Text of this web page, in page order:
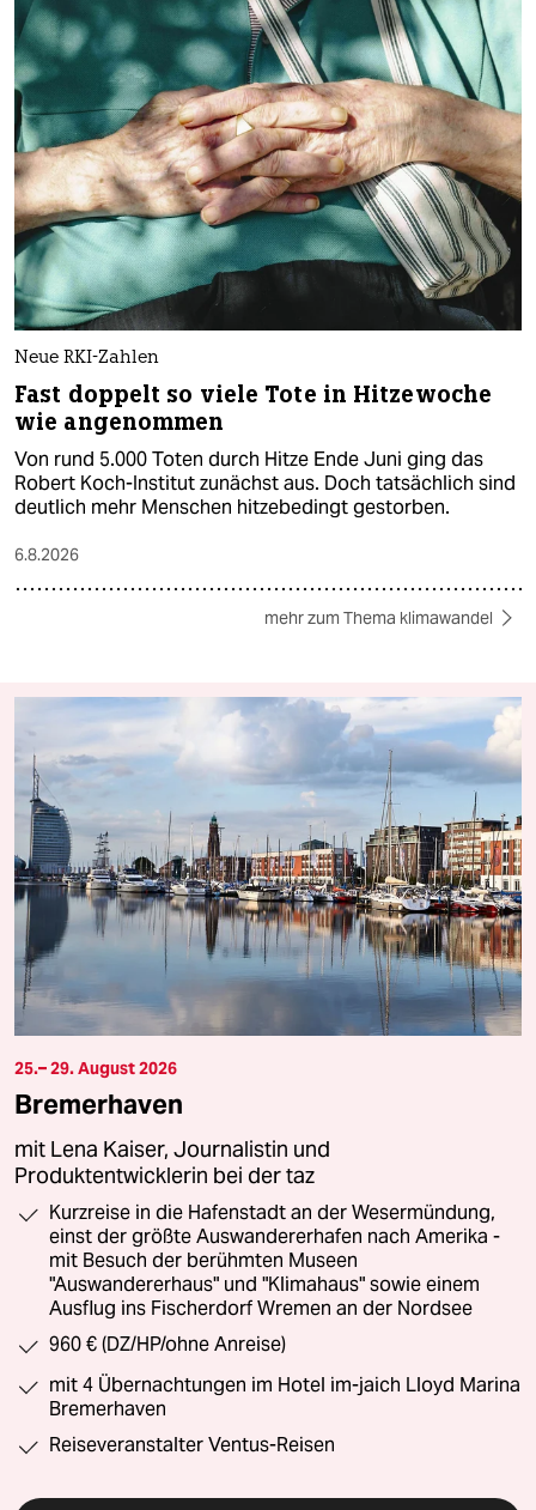
Neue RKI-Zahlen
Fast doppelt so viele Tote in Hitzewoche
wie angenommen
Von rund 5.000 Toten durch Hitze Ende Juni ging das
Robert Koch-Institut zunächst aus. Doch tatsächlich sind
deutlich mehr Menschen hitzebedingt gestorben.
6.8.2026
mehr zum Thema klimawandel
25.– 29. August 2026
Bremerhaven
mit Lena Kaiser, Journalistin und
Produktentwicklerin bei der taz
Kurzreise in die Hafenstadt an der Wesermündung,
einst der größte Auswandererhafen nach Amerika -
mit Besuch der berühmten Museen
"Auswandererhaus" und "Klimahaus" sowie einem
Ausflug ins Fischerdorf Wremen an der Nordsee
960 € (DZ/HP/ohne Anreise)
mit 4 Übernachtungen im Hotel im-jaich Lloyd Marina
Bremerhaven
Reiseveranstalter Ventus-Reisen